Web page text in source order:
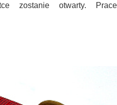
zostanie otwarty. Prace